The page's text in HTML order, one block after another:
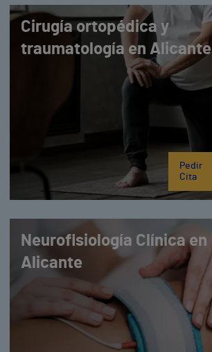
Cirugía ortopédica y
traumatología en Alicante
Pedir
Cita
Neurofisiología Clínica en
Alicante